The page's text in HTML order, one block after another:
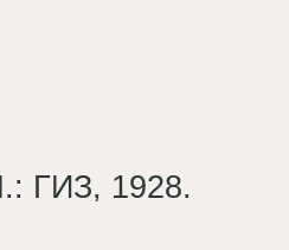
ГИЗ, 1928.